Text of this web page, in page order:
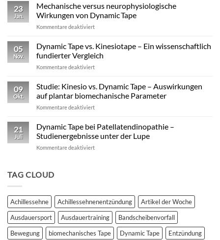
im
Profisport
–
reine
Stabilisation
ausreicht
23
Jan.
Mechanische versus neurophysiologische
Wirkungen von Dynamic Tape
Kommentare deaktiviertfür
versus
neurophysiologische
Wirkungen
von
05
Nov.
Dynamic Tape vs. Kinesiotape – Ein wissenschaftlich
fundierter Vergleich
Kommentare deaktiviertfür
Tape
vs.
Kinesiotape
–
wissenschaftlich
fundierter
09
Okt.
Studie: Kinesio vs. Dynamic Tape – Auswirkungen
auf plantar biomechanische Parameter
Kommentare deaktiviertfür
Kinesio
vs.
Dynamic
Tape
Parameter
21
Juli
Dynamic Tape bei Patellatendinopathie –
Studienergebnisse unter der Lupe
Kommentare deaktiviertfür
Studienergebnisse
unter
der
Lupe
TAG CLOUD
Achillessehne Achillessehnenentzündung
Artikel der Woche
Ausdauersport
Ausdauertraining
Bandscheibenvorfall
Bewegung
biomechanisches Tape Dynamic Tape
Entzündung